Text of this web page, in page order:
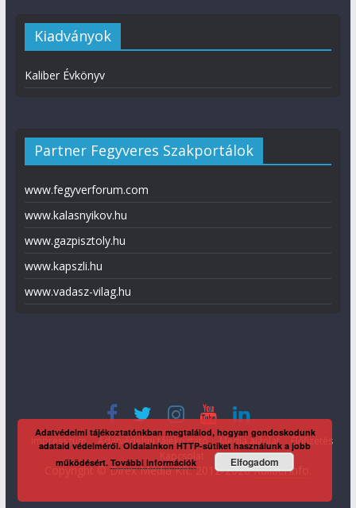
Kiadványok
Kaliber Évkönyv
Partner Fegyveres Szakportálok
www.fegyverforum.com
www.kalasnyikov.hu
www.gazpisztoly.hu
www.kapszli.hu
www.vadasz-vilag.hu
Impresszum Adatvédelmi tájékoztató Média ajánlat
Előfizetés
Copyright © Direx Média Kft. 2012-2026KaliberInfo
Adatvédelmi tájékoztatónkban megtalálod, hogyan gondoskodunk
adataid védelméről. Oldalainkon HTTP-sütiket használunk a jobb
működésért.További információk Elfogadom